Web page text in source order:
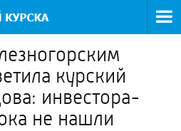
курский
инвестора-
не нашли